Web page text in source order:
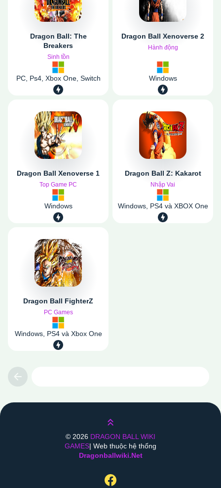
Dragon Ball: The
Breakers
Sinh tồn
PC, Ps4, Xbox One, Switch
Dragon Ball Xenoverse 2
Hành động
Windows
Dragon Ball Xenoverse 1
Top Game PC
Windows
Dragon Ball Z: Kakarot
Nhập Vai
Windows, PS4 và XBOX One
Dragon Ball FighterZ
PC Games
Windows, PS4 và Xbox One
Lên trên
© 2026 DRAGON BALL WIKI
GAMES| Web thuộc hệ thống
Dragonballwiki.net